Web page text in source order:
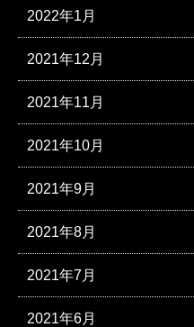
2022年1月
2021年12月
2021年11月
2021年10月
2021年9月
2021年8月
2021年7月
2021年6月